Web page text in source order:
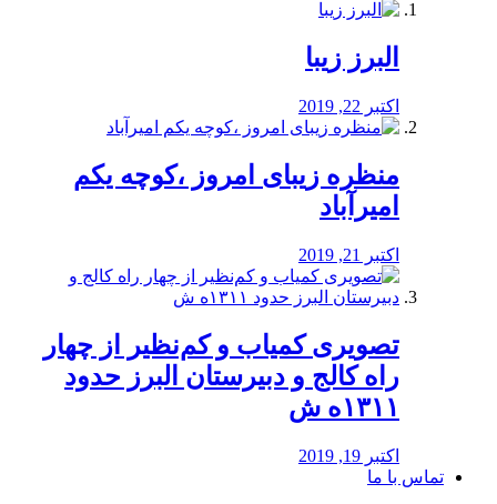
البرز زیبا
اکتبر 22, 2019
منظره‌‌ زیبای امروز ،کوچه یکم
امیرآباد
اکتبر 21, 2019
️تصویری کمیاب و کم‌نظیر از چهار
راه كالج و دبيرستان البرز حدود
۱۳۱۱ه ش
اکتبر 19, 2019
تماس با ما